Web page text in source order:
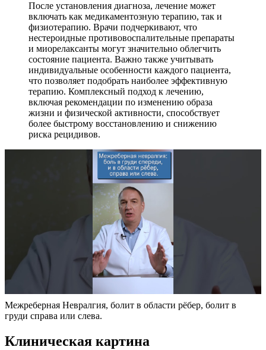
После установления диагноза, лечение может
включать как медикаментозную терапию, так и
физиотерапию. Врачи подчеркивают, что
нестероидные противовоспалительные препараты
и миорелаксанты могут значительно облегчить
состояние пациента. Важно также учитывать
индивидуальные особенности каждого пациента,
что позволяет подобрать наиболее эффективную
терапию. Комплексный подход к лечению,
включая рекомендации по изменению образа
жизни и физической активности, способствует
более быстрому восстановлению и снижению
риска рецидивов.
Межреберная Невралгия, болит в области рёбер, болит в
груди справа или слева.
Клиническая картина